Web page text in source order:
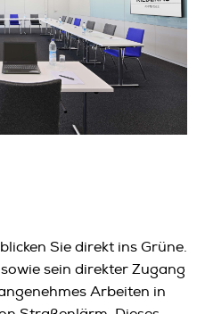
Sie direkt ins Grüne.
sein direkter Zugang
Arbeiten in